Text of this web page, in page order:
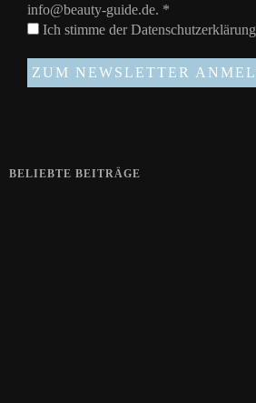
info@beauty-guide.de. *
Ich stimme derDatenschutzerklärung
BELIEBTE BEITRÄGE